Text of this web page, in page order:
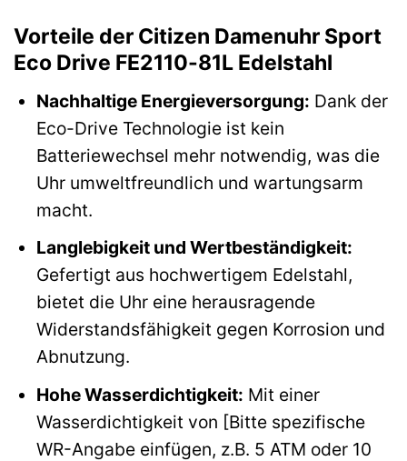
Vorteile der Citizen Damenuhr Sport
Eco Drive FE2110-81L Edelstahl
Nachhaltige Energieversorgung: Dank der
Eco-Drive Technologie ist kein
Batteriewechsel mehr notwendig, was die
Uhr umweltfreundlich und wartungsarm
macht.
Langlebigkeit und Wertbeständigkeit:
Gefertigt aus hochwertigem Edelstahl,
bietet die Uhr eine herausragende
Widerstandsfähigkeit gegen Korrosion und
Abnutzung.
Hohe Wasserdichtigkeit: Mit einer
Wasserdichtigkeit von [Bitte spezifische
WR-Angabe einfügen, z.B. 5 ATM oder 10